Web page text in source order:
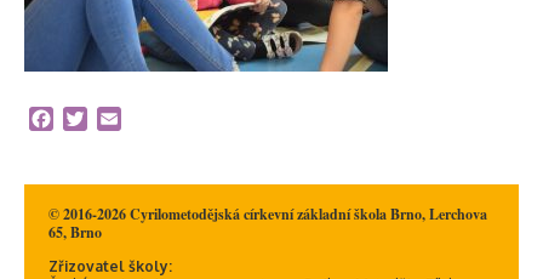
Facebook
Twitter
© 2016-2026 Cyrilometodějská církevní základní škola Brno, Lerchova
65, Brno
Zřizovatel školy: